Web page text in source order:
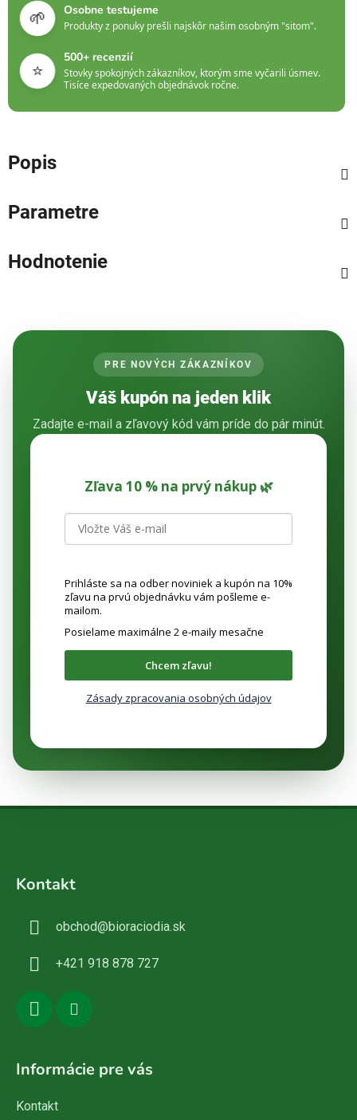
🌱 Osobne testujeme
Produkty z ponuky prešli najskôr našim osobným "sitom".
⭐
500+ recenzií
Stovky spokojných zákazníkov, ktorým sme vyčarili úsmev.
Tisíce expedovaných objednávok ročne.
Popis
Parametre
Hodnotenie
PRE NOVÝCH ZÁKAZNÍKOV
Váš kupón na jeden klik
Zadajte e-mail a zľavový kód vám príde do pár minút.
Zľava 10 % na prvý nákup 🌿
Prihláste sa na odber noviniek a kupón na 10%
zľavu na prvú objednávku vám pošleme e-
mailom.
Posielame maximálne 2 e-maily mesačne
Chcem zľavu!
Zásady zpracovania osobných údajov
Kontakt
obchod@bioraciodia.sk
+421 918 878 727
Informácie pre vás
Kontakt